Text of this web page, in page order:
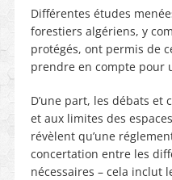
Différentes études
forestiers algériens, y
protégés, ont permis de
prendre en compte pour
D’une part, les débats et
et aux limites des
révèlent qu’une
concertation entre les
nécessaires – cela inclut